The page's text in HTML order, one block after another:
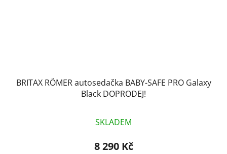
BRITAX RÖMER autosedačka BABY-SAFE PRO Galaxy
Black DOPRODEJ!
SKLADEM
8 290 Kč